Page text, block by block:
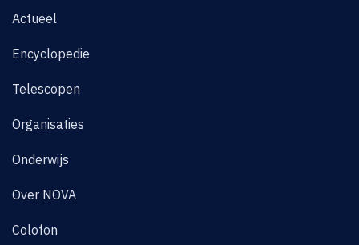
Actueel
Encyclopedie
Telescopen
Organisaties
Onderwijs
Over NOVA
Colofon